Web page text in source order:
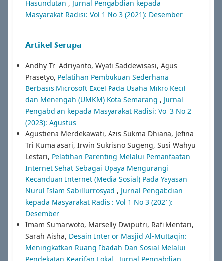
Hasundutan , Jurnal Pengabdian kepada
Masyarakat Radisi: Vol 1 No 3 (2021): Desember
Artikel Serupa
Andhy Tri Adriyanto, Wyati Saddewisasi, Agus
Prasetyo, Pelatihan Pembukuan Sederhana
Berbasis Microsoft Excel Pada Usaha Mikro Kecil
dan Menengah (UMKM) Kota Semarang , Jurnal
Pengabdian kepada Masyarakat Radisi: Vol 3 No 2
(2023): Agustus
Agustiena Merdekawati, Azis Sukma Dhiana, Jefina
Tri Kumalasari, Irwin Sukrisno Sugeng, Susi Wahyu
Lestari, Pelatihan Parenting Melalui Pemanfaatan
Internet Sehat Sebagai Upaya Mengurangi
Kecanduan Internet (Media Sosial) Pada Yayasan
Nurul Islam Sabillurrosyad , Jurnal Pengabdian
kepada Masyarakat Radisi: Vol 1 No 3 (2021):
Desember
Imam Sumarwoto, Marselly Dwiputri, Rafi Mentari,
Sarah Aisha, Desain Interior Masjid Al-Muttaqin:
Meningkatkan Ruang Ibadah Dan Sosial Melalui
Pendekatan Kearifan Lokal , Jurnal Pengabdian